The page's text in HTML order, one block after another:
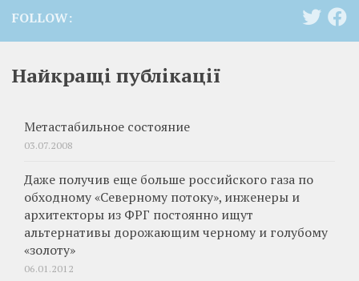
FOLLOW:
Найкращі публікації
Метастабильное состояние
03.07.2008
Даже получив еще больше российского газа по
обходному «Северному потоку», инженеры и
архитекторы из ФРГ постоянно ищут
альтернативы дорожающим черному и голубому
«золоту»
06.01.2012